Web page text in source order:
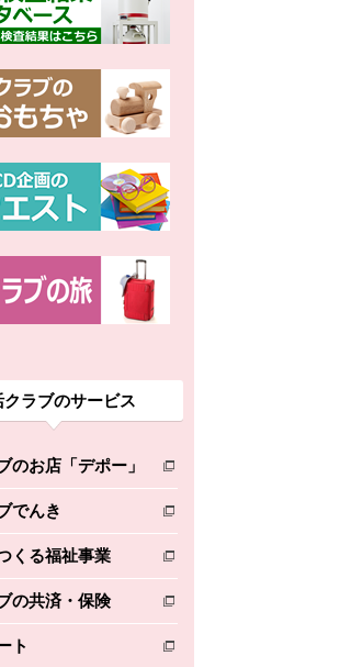
クラブのサービス
のお店「デポー」
ドウで開きます。
でんき
ドウで開きます。
くる福祉事業
ドウで開きます。
の共済・保険
ドウで開きます。
ト
ドウで開きます。